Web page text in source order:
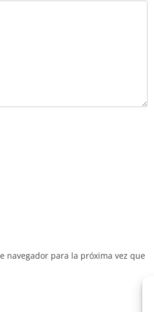
navegador para la próxima vez que